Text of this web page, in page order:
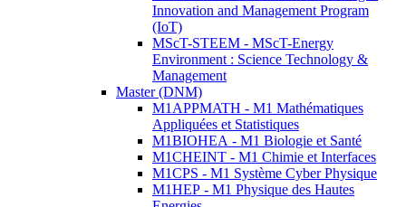
Innovation and Management Program
(IoT)
MScT-STEEM - MScT-Energy
Environment : Science Technology &
Management
Master (DNM)
M1APPMATH - M1 Mathématiques
Appliquées et Statistiques
M1BIOHEA - M1 Biologie et Santé
M1CHEINT - M1 Chimie et Interfaces
M1CPS - M1 Système Cyber Physique
M1HEP - M1 Physique des Hautes